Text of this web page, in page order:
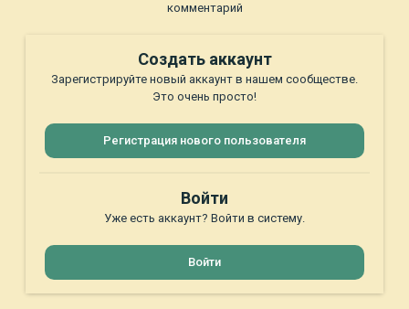
комментарий
Создать аккаунт
Зарегистрируйте новый аккаунт в нашем сообществе.
Это очень просто!
Регистрация нового пользователя
Войти
Уже есть аккаунт? Войти в систему.
Войти